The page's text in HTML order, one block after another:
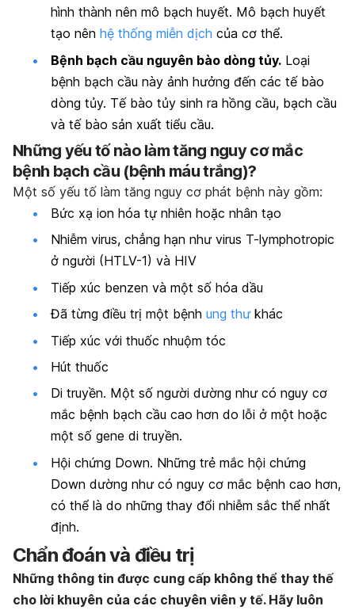
hình thành nên mô bạch huyết. Mô bạch huyết
tạo nên hệ thống miễn dịch của cơ thể.
Bệnh bạch cầu nguyên bào dòng tủy. Loại
bệnh bạch cầu này ảnh hưởng đến các tế bào
dòng tủy. Tế bào tủy sinh ra hồng cầu, bạch cầu
và tế bào sản xuất tiểu cầu.
Những yếu tố nào làm tăng nguy cơ mắc
bệnh bạch cầu (bệnh máu trắng)?
Một số yếu tố làm tăng nguy cơ phát bệnh này gồm:
Bức xạ ion hóa tự nhiên hoặc nhân tạo
Nhiễm virus, chẳng hạn như virus T-lymphotropic
ở người (HTLV-1) và HIV
Tiếp xúc benzen và một số hóa dầu
Đã từng điều trị một bệnh ung thưkhác
Tiếp xúc với thuốc nhuộm tóc
Hút thuốc
Di truyền. Một số người dường như có nguy cơ
mắc bệnh bạch cầu cao hơn do lỗi ở một hoặc
một số gene di truyền.
Hội chứng Down. Những trẻ mắc hội chứng
Down dường như có nguy cơ mắc bệnh cao hơn,
có thể là do những thay đổi nhiễm sắc thể nhất
định.
Chẩn đoán và điều trị
Những thông tin được cung cấp không thể thay thế
cho lời khuyên của các chuyên viên y tế. Hãy luôn